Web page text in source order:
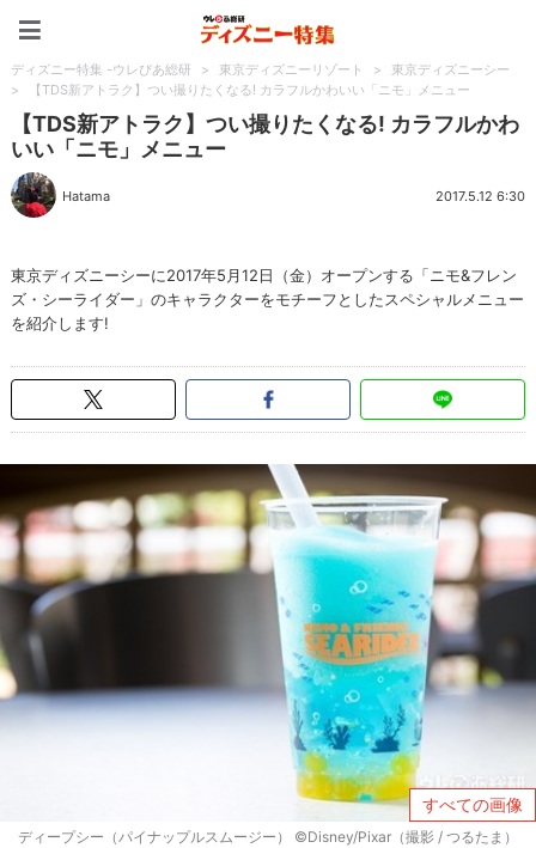
ディズニー特集 -ウレぴあ総研 > 東京ディズニーリゾート >
東京ディズニーシー
>
【TDS新アトラク】つい撮りたくなる! カラフルかわいい「ニモ」メニュー
【TDS新アトラク】つい撮りたくなる! カラフルかわ
いい「ニモ」メニュー
Hatama 2017.5.12 6:30
東京ディズニーシーに2017年5月12日（金）オープンする「ニモ&フレン
ズ・シーライダー」のキャラクターをモチーフとしたスペシャルメニュー
を紹介します!
すべての画像
ディープシー（パイナップルスムージー） ©Disney/Pixar（撮影 / つるたま）